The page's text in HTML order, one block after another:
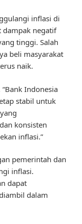
inflasi di
dampak negatif
tinggi. Salah
beli masyarakat
naik.
Indonesia
stabil untuk
konsisten
inflasi.”
pemerintah dan
inflasi.
dapat
dalam